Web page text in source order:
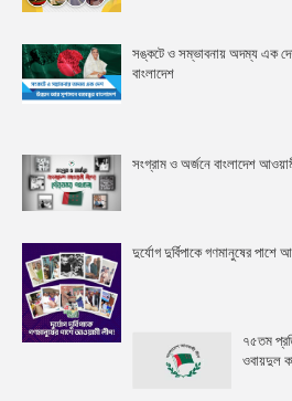
সঙ্কটে ও সম্ভাবনায় অদম্য এক
বাংলাদেশ
সংগ্রাম ও অর্জনে বাংলাদেশ
দুর্যোগ দুর্বিপাকে গণমানুষের পাশে
৭৫তম
ওবায়দুল